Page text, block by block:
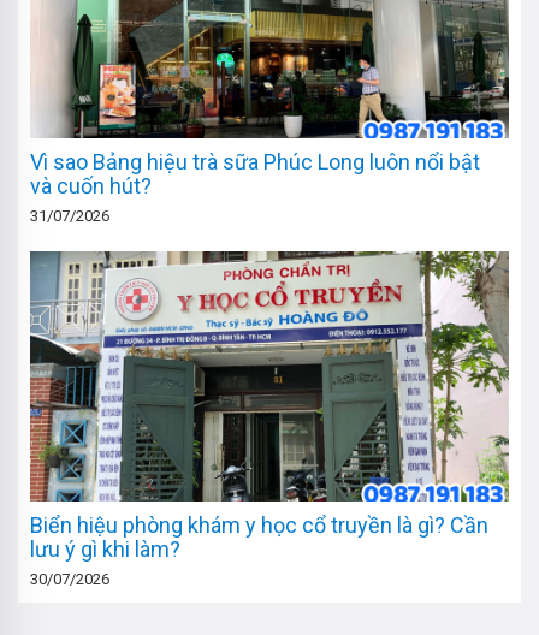
Vì sao Bảng hiệu trà sữa Phúc Long luôn nổi bật
và cuốn hút?
31/07/2026
Biển hiệu phòng khám y học cổ truyền là gì? Cần
lưu ý gì khi làm?
30/07/2026